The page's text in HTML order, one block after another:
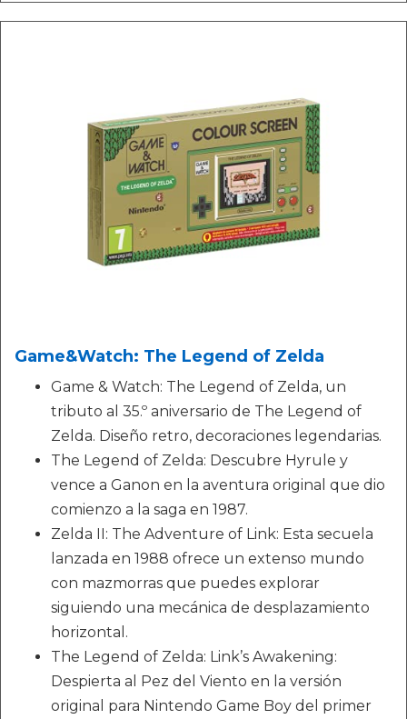
Game&Watch: The Legend of Zelda
Game & Watch: The Legend of Zelda, un
tributo al 35.º aniversario de The Legend of
Zelda. Diseño retro, decoraciones legendarias.
The Legend of Zelda: Descubre Hyrule y
vence a Ganon en la aventura original que dio
comienzo a la saga en 1987.
Zelda II: The Adventure of Link: Esta secuela
lanzada en 1988 ofrece un extenso mundo
con mazmorras que puedes explorar
siguiendo una mecánica de desplazamiento
horizontal.
The Legend of Zelda: Link’s Awakening:
Despierta al Pez del Viento en la versión
original para Nintendo Game Boy del primer